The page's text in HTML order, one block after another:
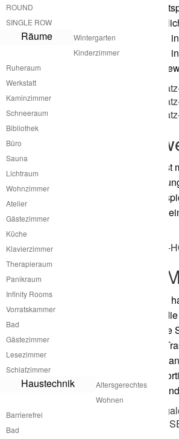
ROUND
SINGLE ROW
Räume
Wintergarten
Kinderzimmer
Ruheraum
Werkstatt
Kaminzimmer
Schneeraum
Bibliothek
Büro
Sauna
Lichtraum
Wohnzimmer
Atelier
Gästezimmer
Küche
Klavierzimmer
Therapieraum
Panikraum
Infinity Rooms
Vorratskammer
Bad
Gästezimmer
Lesezimmer
Schlafzimmer
Haustechnik
Altersgerechtes
Wohnen
Barrierefrei
Bad
an die Klimazone
kann nachträglich
Das gleiche Prinzip kann
gestalterische Integration
Handwerkerin leicht zu
Modulare
Das A House von atme
wie in die vertikale
kann aber auch zum
gezogener Schlauch der
Mobilität der
Die Module des A House
maximale Größe haben
auch für die
zerlegen und nach dem
Zerlegbarkeit kann der
sehr viel Luftraum
bekommen. Das ist